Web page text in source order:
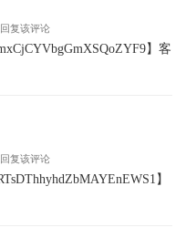
回复该评论
】客
回复该评论
】